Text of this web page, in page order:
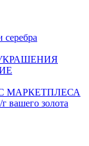
серебра
МАРКЕТПЛЕСА
золота